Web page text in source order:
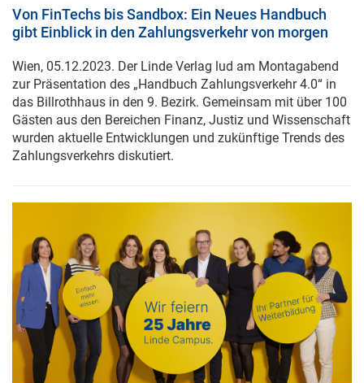
Von FinTechs bis Sandbox: Ein Neues Handbuch
gibt Einblick in den Zahlungsverkehr von morgen
Wien, 05.12.2023. Der Linde Verlag lud am Montagabend
zur Präsentation des „Handbuch Zahlungsverkehr 4.0“ in
das Billrothhaus in den 9. Bezirk. Gemeinsam mit über 100
Gästen aus den Bereichen Finanz, Justiz und Wissenschaft
wurden aktuelle Entwicklungen und zukünftige Trends des
Zahlungsverkehrs diskutiert.